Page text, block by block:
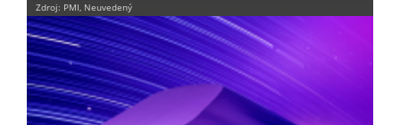
Zdroj: PMI, Neuvedený